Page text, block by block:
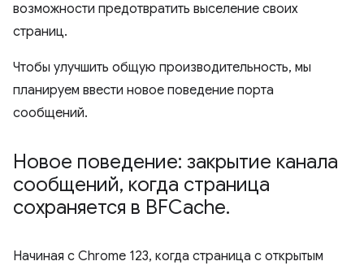
возможности предотвратить выселение своих
страниц.
Чтобы улучшить общую производительность, мы
планируем ввести новое поведение порта
сообщений.
Новое поведение: закрытие канала
сообщений, когда страница
сохраняется в BFCache.
Начиная с Chrome 123, когда страница с открытым